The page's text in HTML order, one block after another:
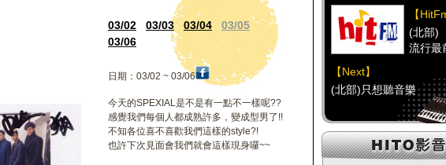
03/02 03/03 03/04
03/05
03/06
日期：03/02 ~ 03/06
今天的SPEXIAL是不是有一點不一樣呢??
感覺我們每個人都成熟許多，變成型男了!!
不知各位喜不喜歡我們這樣的style?!
也許下次見面會我們就會這樣現身囉~~
最專業《DJ推薦》好音
好康報報 最新優惠訊息都
【
(北部)
流行最
【Next】
(北部)只想聽音樂
【
(中部)